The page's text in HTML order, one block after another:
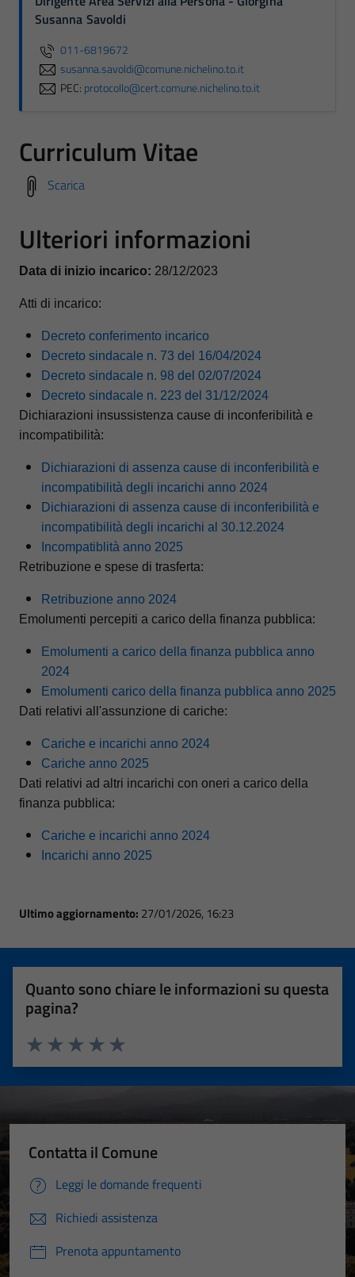
Susanna Savoldi
011-6819672
susanna.savoldi@comune.nichelino.to.it
PEC: protocollo@cert.comune.nichelino.to.it
Curriculum Vitae
Scarica
Ulteriori informazioni
Data di inizio incarico: 28/12/2023
Atti di incarico:
Decreto conferimento incarico
Decreto sindacale n. 73 del 16/04/2024
Decreto sindacale n. 98 del 02/07/2024
Decreto sindacale n. 223 del 31/12/2024
Dichiarazioni insussistenza cause di inconferibilità e
incompatibilità:
Dichiarazioni di assenza cause di inconferibilità e
incompatibilità degli incarichi anno 2024
Dichiarazioni di assenza cause di inconferibilità e
incompatibilità degli incarichi al 30.12.2024
Incompatiblità anno 2025
Retribuzione e spese di trasferta:
Retribuzione anno 2024
Emolumenti percepiti a carico della finanza pubblica:
Emolumenti a carico della finanza pubblica anno
2024
Emolumenti carico della finanza pubblica anno 2025
Dati relativi all'assunzione di cariche:
Cariche e incarichi anno 2024
Cariche anno 2025
Dati relativi ad altri incarichi con oneri a carico della
finanza pubblica:
Cariche e incarichi anno 2024
Incarichi anno 2025
Ultimo aggiornamento: 27/01/2026, 16:23
Quanto sono chiare le informazioni su questa
pagina?
Valuta 5 stelle su 5
Valuta 4 stelle su 5
Valuta 3 stelle su 5
Valuta 2 stelle su 5
Valuta 1 stelle su 5
Contatta il Comune
Leggi le domande frequenti
Richiedi assistenza
Prenota appuntamento